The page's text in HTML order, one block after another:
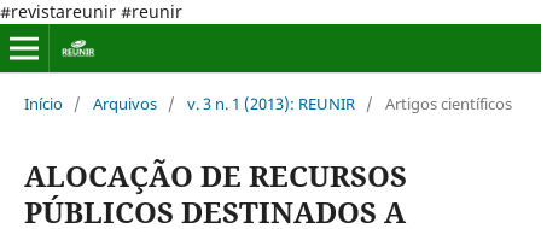
#revistareunir #reunir
Início / Arquivos / v. 3 n. 1 (2013): REUNIR / Artigos científicos
ALOCAÇÃO DE RECURSOS
PÚBLICOS DESTINADOS A